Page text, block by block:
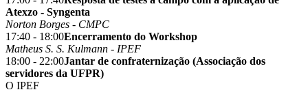
Atexzo - Syngenta
Norton Borges - CMPC
17:40 - 18:00Encerramento do Workshop
Matheus S. S. Kulmann - IPEF
18:00 - 22:00Jantar de confraternização (Associação dos
servidores da UFPR)
O IPEF